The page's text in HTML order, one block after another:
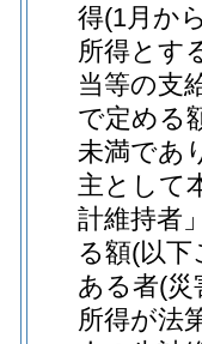
得(1月か
所得とす
当等の支
で定める
未満であ
主として
計維持者
る額(以下
ある者(災
所得が法